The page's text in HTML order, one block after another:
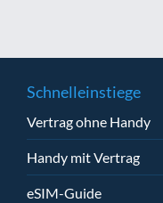
Schnelleinstiege
Vertrag ohne Handy
Handy mit Vertrag
eSIM-Guide